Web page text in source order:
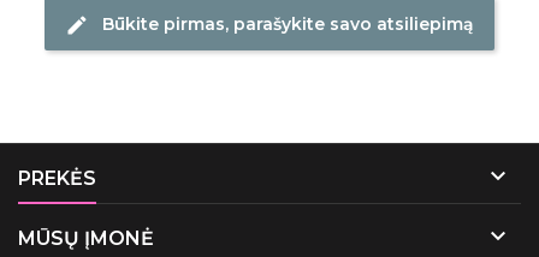
edit Būkite pirmas, parašykite savo atsiliepimą
PREKĖS 
MŪSŲ ĮMONĖ 